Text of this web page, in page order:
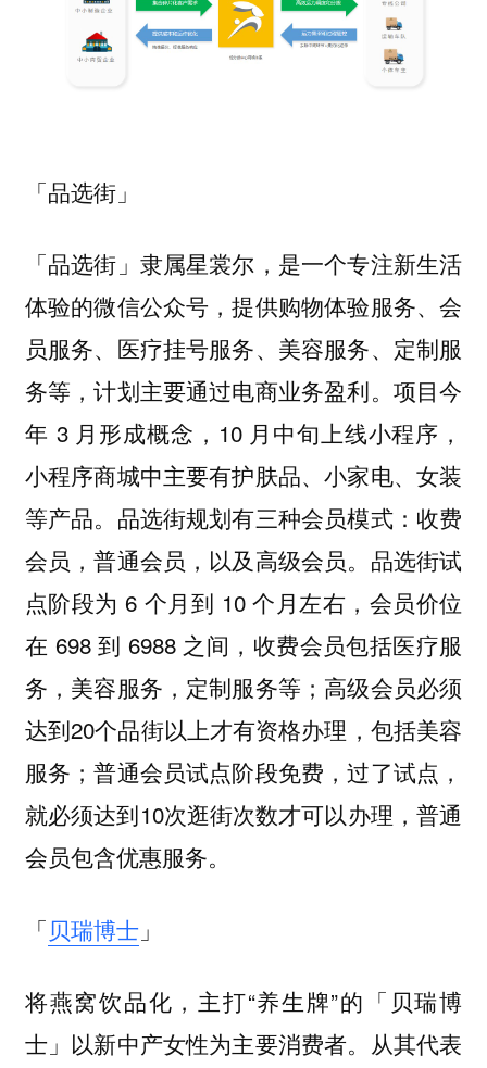
「品选街」
「品选街」隶属星裳尔，是一个专注新生活
体验的微信公众号，提供购物体验服务、会
员服务、医疗挂号服务、美容服务、定制服
务等，计划主要通过电商业务盈利。项目今
年 3 月形成概念，10 月中旬上线小程序，
小程序商城中主要有护肤品、小家电、女装
等产品。品选街规划有三种会员模式：收费
会员，普通会员，以及高级会员。品选街试
点阶段为 6 个月到 10 个月左右，会员价位
在 698 到 6988 之间，收费会员包括医疗服
务，美容服务，定制服务等；高级会员必须
达到20个品街以上才有资格办理，包括美容
服务；普通会员试点阶段免费，过了试点，
就必须达到10次逛街次数才可以办理，普通
会员包含优惠服务。
「贝瑞博士」
将燕窝饮品化，主打“养生牌”的「贝瑞博
士」以新中产女性为主要消费者。从其代表